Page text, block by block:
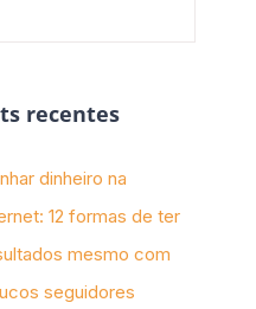
recentes
dinheiro na
12 formas de ter
mesmo com
seguidores